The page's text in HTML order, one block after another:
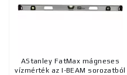
AStanley FatMax mágneses
vízmérték az I-BEAM sorozatból